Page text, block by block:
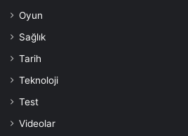
Oyun
Sağlık
Tarih
Teknoloji
Test
Videolar